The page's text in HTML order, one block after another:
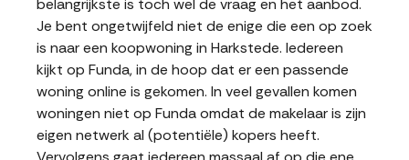
belangrijkste is toch wel de vraag en het aanbod.
Je bent ongetwijfeld niet de enige die een op zoek
is naar een koopwoning in Harkstede. Iedereen
kijkt op Funda, in de hoop dat er een passende
woning online is gekomen. In veel gevallen komen
woningen niet op Funda omdat de makelaar is zijn
eigen netwerk al (potentiële) kopers heeft.